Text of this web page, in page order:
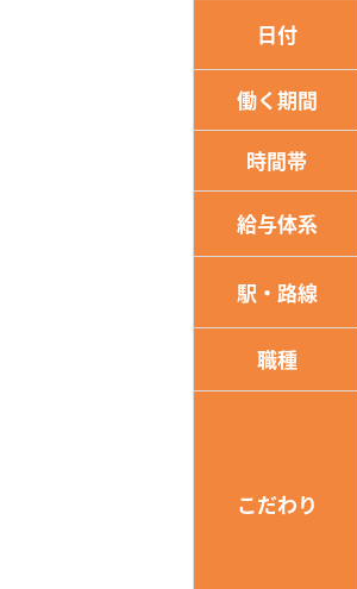
日付
働く期間
時間帯
給与体系
駅・路線
職種
こだわり